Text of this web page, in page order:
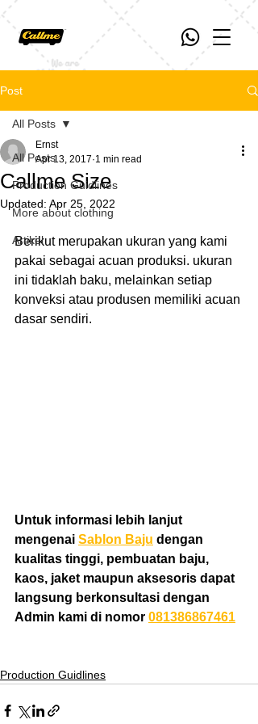
Post
All Posts
Production Guidlines
More about clothing
Artikel
All Posts
Callme Size
Ernst
Apr 13, 2017 1 min read
Updated: Apr 25, 2022
Berikut merupakan ukuran yang kami
pakai sebagai acuan produksi. ukuran
ini tidaklah baku, melainkan setiap
konveksi atau produsen memiliki acuan
dasar sendiri.
Untuk informasi lebih lanjut
mengenai Sablon Baju dengan
kualitas tinggi, pembuatan baju,
kaos, jaket maupun aksesoris dapat
langsung berkonsultasi dengan
Admin kami di nomor 081386867461
Production Guidlines